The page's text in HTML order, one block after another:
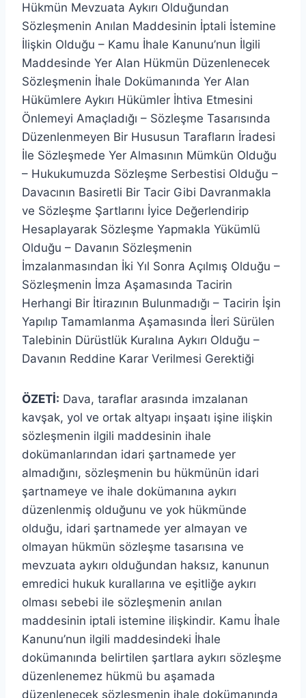
Hükmün Mevzuata Aykırı Olduğundan
Sözleşmenin Anılan Maddesinin İptali İstemine
İlişkin Olduğu – Kamu İhale Kanunu’nun İlgili
Maddesinde Yer Alan Hükmün Düzenlenecek
Sözleşmenin İhale Dokümanında Yer Alan
Hükümlere Aykırı Hükümler İhtiva Etmesini
Önlemeyi Amaçladığı – Sözleşme Tasarısında
Düzenlenmeyen Bir Hususun Tarafların İradesi
İle Sözleşmede Yer Almasının Mümkün Olduğu
– Hukukumuzda Sözleşme Serbestisi Olduğu –
Davacının Basiretli Bir Tacir Gibi Davranmakla
ve Sözleşme Şartlarını İyice Değerlendirip
Hesaplayarak Sözleşme Yapmakla Yükümlü
Olduğu – Davanın Sözleşmenin
İmzalanmasından İki Yıl Sonra Açılmış Olduğu –
Sözleşmenin İmza Aşamasında Tacirin
Herhangi Bir İtirazının Bulunmadığı – Tacirin İşin
Yapılıp Tamamlanma Aşamasında İleri Sürülen
Talebinin Dürüstlük Kuralına Aykırı Olduğu –
Davanın Reddine Karar Verilmesi Gerektiği
ÖZETİ: Dava, taraflar arasında imzalanan
kavşak, yol ve ortak altyapı inşaatı işine ilişkin
sözleşmenin ilgili maddesinin ihale
dokümanlarından idari şartnamede yer
almadığını, sözleşmenin bu hükmünün idari
şartnameye ve ihale dokümanına aykırı
düzenlenmiş olduğunu ve yok hükmünde
olduğu, idari şartnamede yer almayan ve
olmayan hükmün sözleşme tasarısına ve
mevzuata aykırı olduğundan haksız, kanunun
emredici hukuk kurallarına ve eşitliğe aykırı
olması sebebi ile sözleşmenin anılan
maddesinin iptali istemine ilişkindir. Kamu İhale
Kanunu’nun ilgili maddesindeki İhale
dokümanında belirtilen şartlara aykırı sözleşme
düzenlenemez hükmü bu aşamada
düzenlenecek sözleşmenin ihale dokümanında